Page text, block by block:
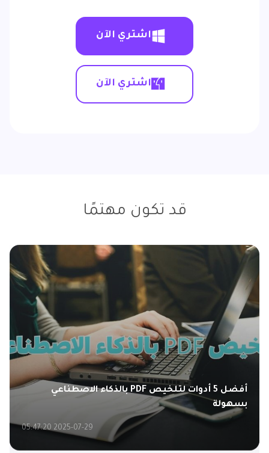
اشتري الآن
اشتري الآن
قد تكون مهتمًا
أفضل 5 أدوات لتلخيص PDF بالذكاء الاصطناعي
بسهولة
2025-07-29 05:47:20